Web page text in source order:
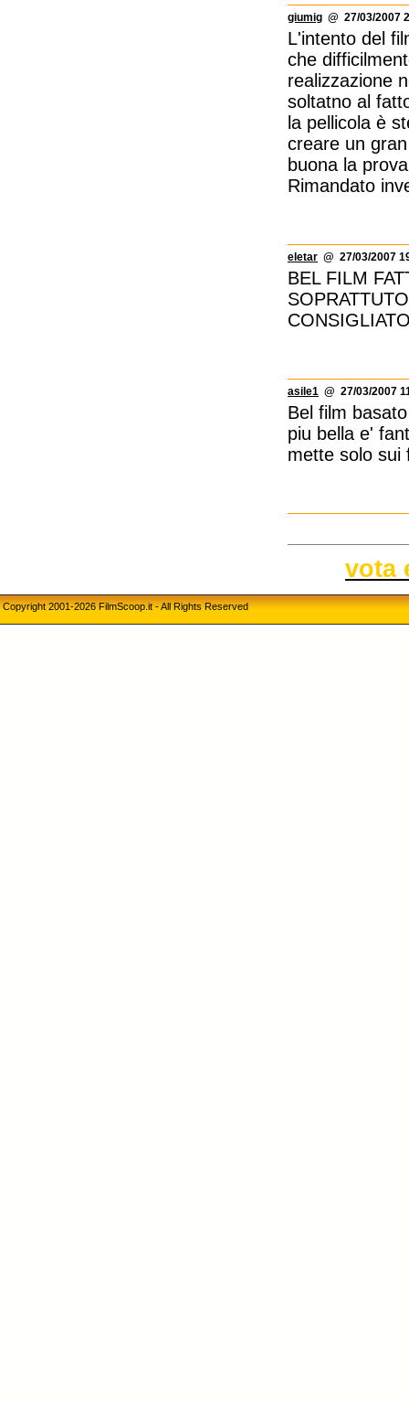
giumig @ 27/03/2007
L'intento del
che
realizzazione
soltatno al
la pellicola è
creare un
buona la
Rimandato
eletar @ 27/03/2007
BEL FILM
asile1 @ 27/03/2007
Bel film
piu bella e'
mette solo sui
vota
Copyright 2001-2026 FilmScoop.it - All Rights Reserved